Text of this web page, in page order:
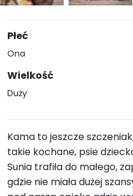
Płeć
Ona
Wielkość
Duży
Kama to jeszcze
takie kochane, psie
Sunia trafiła do małego,
gdzie nie miała dużej